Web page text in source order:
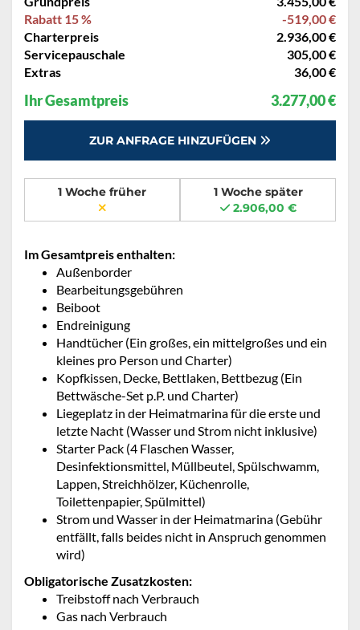
Rabatt 15 %
-519,00 €
Charterpreis
2.936,00 €
Servicepauschale
305,00 €
Extras
36,00 €
Ihr Gesamtpreis 3.277,00 €
ZUR ANFRAGE HINZUFÜGEN
1 Woche früher
1 Woche später
2.906,00 €
Im Gesamtpreis enthalten:
Außenborder
Bearbeitungsgebühren
Beiboot
Endreinigung
Handtücher (Ein großes, ein mittelgroßes und ein
kleines pro Person und Charter)
Kopfkissen, Decke, Bettlaken, Bettbezug (Ein
Bettwäsche-Set p.P. und Charter)
Liegeplatz in der Heimatmarina für die erste und
letzte Nacht (Wasser und Strom nicht inklusive)
Starter Pack (4 Flaschen Wasser,
Desinfektionsmittel, Müllbeutel, Spülschwamm,
Lappen, Streichhölzer, Küchenrolle,
Toilettenpapier, Spülmittel)
Strom und Wasser in der Heimatmarina (Gebühr
entfällt, falls beides nicht in Anspruch genommen
wird)
Obligatorische Zusatzkosten:
Treibstoff nach Verbrauch
Gas nach Verbrauch